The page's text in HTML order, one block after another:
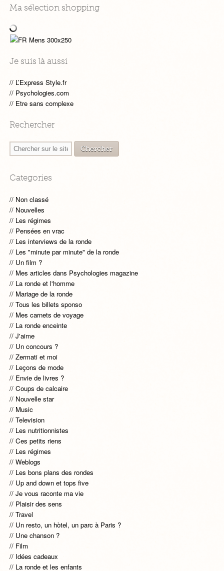
Ma sélection shopping
Je suis là aussi
L’Express Style.fr
Psychologies.com
Etre sans complexe
Rechercher
Categories
Non classé
Nouvelles
Les régimes
Pensées en vrac
Les interviews de la ronde
Les "minute par minute" de la ronde
Un film ?
Mes articles dans Psychologies magazine
La ronde et l'homme
Mariage de la ronde
Tous les billets sponso
Mes carnets de voyage
La ronde enceinte
J'aime
Un concours ?
Zermati et moi
Leçons de mode
Envie de livres ?
Coups de calcaire
Nouvelle star
Music
Television
Les nutritionnistes
Ces petits riens
Les régimes
Weblogs
Les bons plans des rondes
Up and down et tops five
Je vous raconte ma vie
Plaisir des sens
Travel
Un resto, un hòtel, un parc à Paris ?
Une chanson ?
Film
Idées cadeaux
La ronde et les enfants